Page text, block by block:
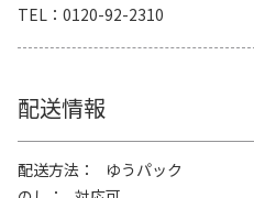
TEL
0120-92-2310
配送情報
配送方法
ゆうパック